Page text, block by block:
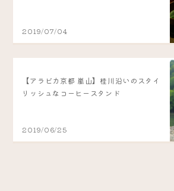
2019/07/04
【アラビカ京都 嵐山】桂川沿いのスタイ
リッシュなコーヒースタンド
2019/06/25